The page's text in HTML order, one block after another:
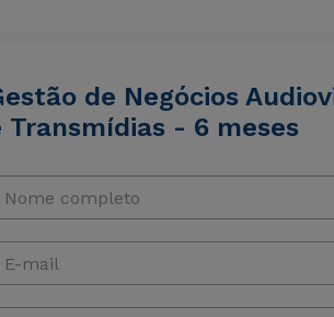
de Negócios
Transmídias - 6 meses
Nome completo
E-mail